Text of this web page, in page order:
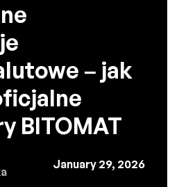
– jak
BITOMAT
January 29, 2026